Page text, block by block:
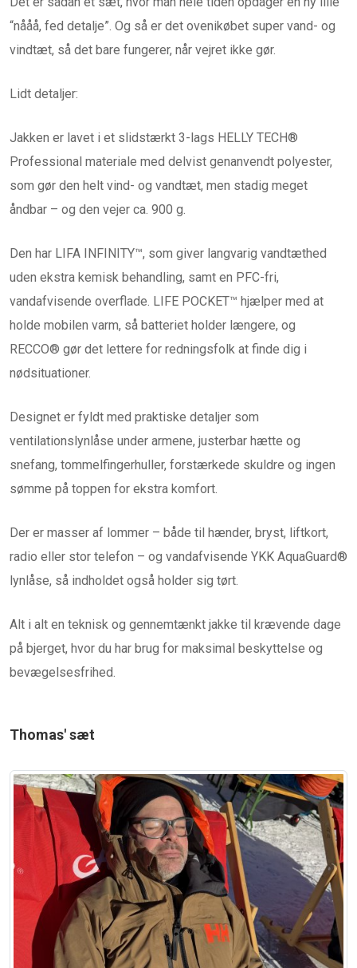
“nååå, fed detalje”. Og så er det ovenikøbet super vand- og
vindtæt, så det bare fungerer, når vejret ikke gør.
Lidt detaljer:
Jakken er lavet i et slidstærkt 3-lags HELLY TECH®
Professional materiale med delvist genanvendt polyester,
som gør den helt vind- og vandtæt, men stadig meget
åndbar – og den vejer ca. 900 g.
Den har LIFA INFINITY™, som giver langvarig vandtæthed
uden ekstra kemisk behandling, samt en PFC-fri,
vandafvisende overflade. LIFE POCKET™ hjælper med at
holde mobilen varm, så batteriet holder længere, og
RECCO® gør det lettere for redningsfolk at finde dig i
nødsituationer.
Designet er fyldt med praktiske detaljer som
ventilationslynlåse under armene, justerbar hætte og
snefang, tommelfingerhuller, forstærkede skuldre og ingen
sømme på toppen for ekstra komfort.
Der er masser af lommer – både til hænder, bryst, liftkort,
radio eller stor telefon – og vandafvisende YKK AquaGuard®
lynlåse, så indholdet også holder sig tørt.
Alt i alt en teknisk og gennemtænkt jakke til krævende dage
på bjerget, hvor du har brug for maksimal beskyttelse og
bevægelsesfrihed.
Thomas' sæt